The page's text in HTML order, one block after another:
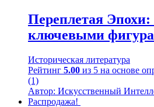
Переплетая Эпохи:
ключевыми
Историческая литература
Рейтинг 5.00 из 5 на основе
(1)
Автор: Искусственный
Распродажа!